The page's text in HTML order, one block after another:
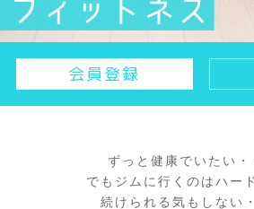
会員登録
ずっと健康でいたい・
でもジムに行くのはハー
続けられる気もしない